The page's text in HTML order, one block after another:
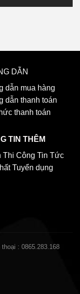
DẪN
dẫn mua hàng
dẫn thanh toán
thanh toán
TIN THÊM
Thi Công Tin Tức
Tuyển dụng
: 0865.283.168